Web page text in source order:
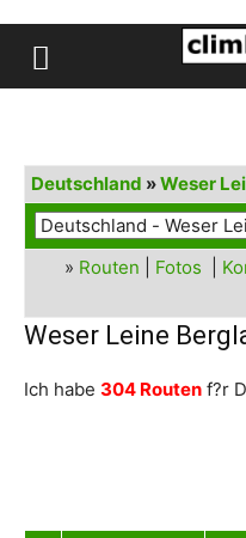
Deutschland »Weser
» Routen Fotos
Weser Leine
Ich habe 304 Routen f?r